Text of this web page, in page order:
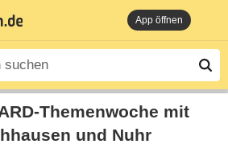
App öffnen
Themenwoche mit
und Nuhr